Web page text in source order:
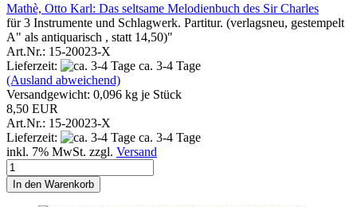
Mathè, Otto Karl: Das seltsame Melodienbuch des Sir Charles
für 3 Instrumente und Schlagwerk. Partitur. (verlagsneu, gestempelt
A" als antiquarisch , statt 14,50)"
Art.Nr.: 15-20023-X
Lieferzeit:
ca. 3-4 Tage
(Ausland abweichend)
Versandgewicht: 0,096 kg je Stück
8,50 EUR
Art.Nr.: 15-20023-X
Lieferzeit:
ca. 3-4 Tage
inkl. 7% MwSt. zzgl. Versand
In den Warenkorb